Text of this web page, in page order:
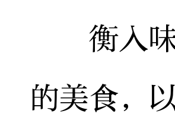
衡入味⑥
的美食，